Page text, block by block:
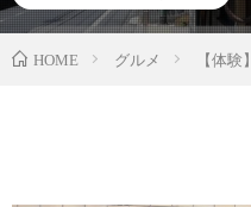
HOME グルメ 【体